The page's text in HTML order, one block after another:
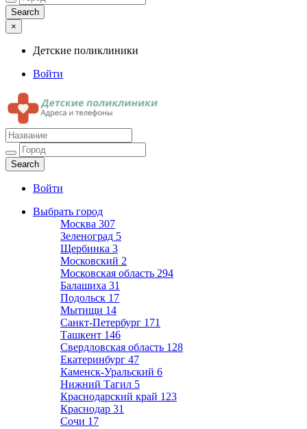
×
Детские поликлиники
Войти
Детские поликлиники
Адреса и телефоны поликлиник
Войти
Выбрать город
Москва 307
Зеленоград 5
Щербинка 3
Московский 2
Московская область 294
Балашиха 31
Подольск 17
Мытищи 14
Санкт-Петербург 171
Ташкент 146
Свердловская область 128
Екатеринбург 47
Каменск-Уральский 6
Нижний Тагил 5
Краснодарский край 123
Краснодар 31
Сочи 17